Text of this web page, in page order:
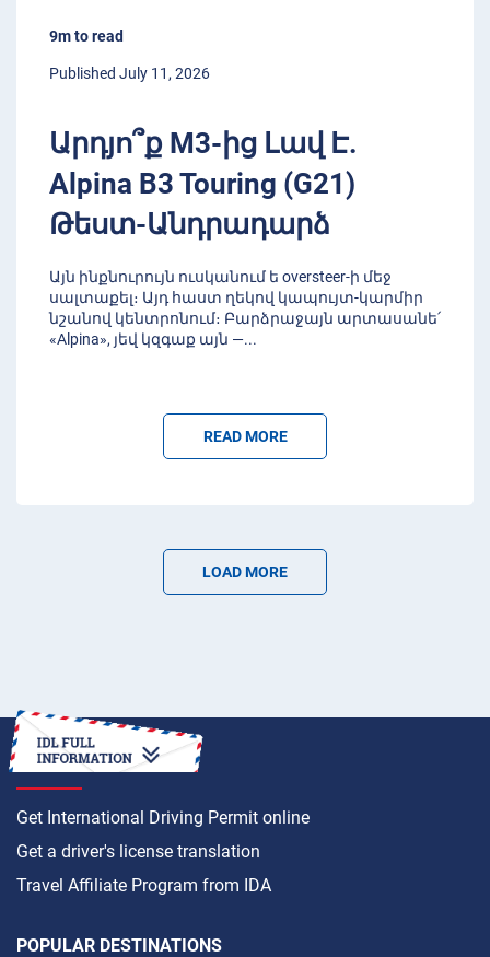
9m to read
Published July 11, 2026
Արդյո՞ք M3-ից Լավ Է.
Alpina B3 Touring (G21)
Թեստ-Անդրադարձ
Այն ինքնուրույն ուսկանում ե oversteer-ի մեջ
սալտաքել։ Այդ հաստ ղեկով կապույտ-կարմիր
նշանով կենտրոնում։ Բարձրաջայն արտասանե՛
«Alpina», յեվ կզգաք այն —...
READ MORE
LOAD MORE
HOW TO
Get International Driving Permit online
Get a driver's license translation
Travel Affiliate Program from IDA
POPULAR DESTINATIONS